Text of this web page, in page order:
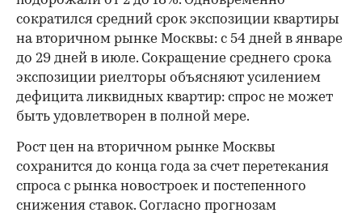
сократился средний срок экспозиции квартиры
на вторичном рынке Москвы: с 54 дней в январе
до 29 дней в июле. Сокращение среднего срока
экспозиции риелторы объясняют усилением
дефицита ликвидных квартир: спрос не может
быть удовлетворен в полной мере.
Рост цен на вторичном рынке Москвы
сохранится до конца года за счет перетекания
спроса с рынка новостроек и постепенного
снижения ставок. Согласно прогнозам